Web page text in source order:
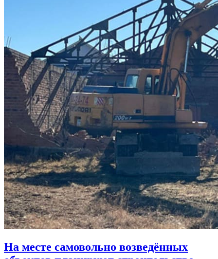
На месте самовольно возведённых